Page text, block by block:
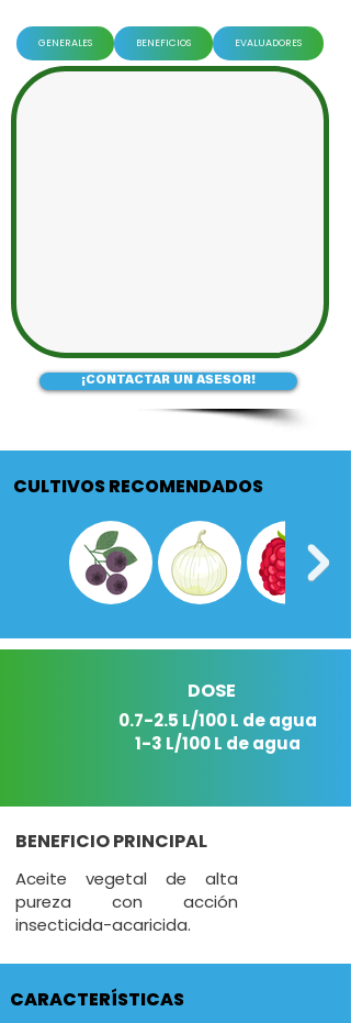
GENERALES BENEFICIOS EVALUADORES
¡CONTACTAR UN ASESOR!
CULTIVOS RECOMENDADOS
DOSE
0.7-2.5 L/100 L de agua
1-3 L/100 L de agua
BENEFICIO PRINCIPAL
Aceite vegetal de alta
pureza con acción
insecticida-acaricida.
CARACTERÍSTICAS